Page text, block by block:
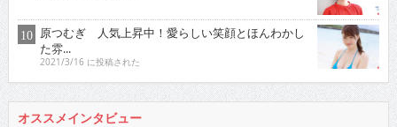
原つむぎ 人気上昇中！愛らしい笑顔とほんわかし
た雰...
2021/3/16 に投稿された
オススメインタビュー